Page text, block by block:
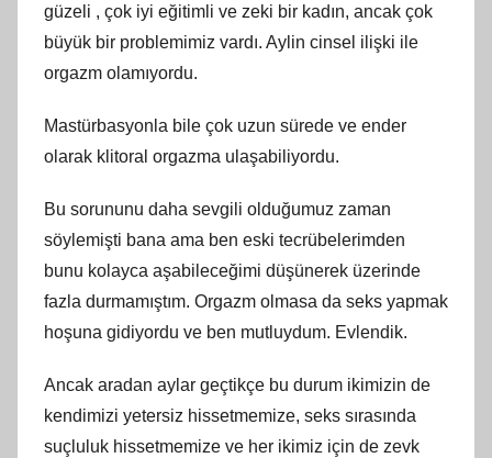
güzeli , çok iyi eğitimli ve zeki bir kadın, ancak çok
büyük bir problemimiz vardı. Aylin cinsel ilişki ile
orgazm olamıyordu.
Mastürbasyonla bile çok uzun sürede ve ender
olarak klitoral orgazma ulaşabiliyordu.
Bu sorununu daha sevgili olduğumuz zaman
söylemişti bana ama ben eski tecrübelerimden
bunu kolayca aşabileceğimi düşünerek üzerinde
fazla durmamıştım. Orgazm olmasa da seks yapmak
hoşuna gidiyordu ve ben mutluydum. Evlendik.
Ancak aradan aylar geçtikçe bu durum ikimizin de
kendimizi yetersiz hissetmemize, seks sırasında
suçluluk hissetmemize ve her ikimiz için de zevk